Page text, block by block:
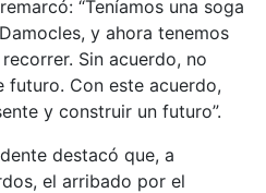
“Teníamos una soga
y ahora tenemos
Sin acuerdo, no
futuro. Con este acuerdo,
y construir un futuro”.
destacó que, a
el arribado por el